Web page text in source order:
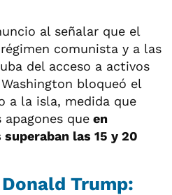
al señalar que el
comunista y a las
del acceso a activos
bloqueó el
a la isla, medida que
que en
las 15 y 20
Trump: